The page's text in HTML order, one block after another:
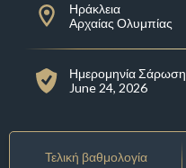
Ηράκλεια
Αρχαίας Ολυμπίας
Ημερομηνία
June 24, 2026
Τελική βαθμολογία